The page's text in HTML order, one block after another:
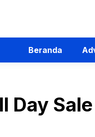
Beranda
Day